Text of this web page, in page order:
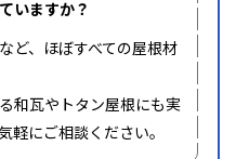
いますか？
ど、ほぼすべての屋根材
瓦やトタン屋根にも実
軽にご相談ください。